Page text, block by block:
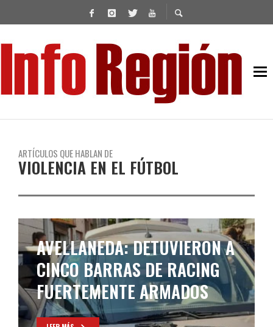
ARTÍCULOS QUE HABLAN DE
VIOLENCIA EN EL FÚTBOL
AVELLANEDA: DETUVIERON A
CINCO BARRAS DE RACING
FUERTEMENTE ARMADOS